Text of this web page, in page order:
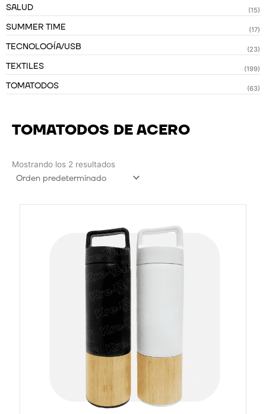
SALUD (15)
SUMMER TIME (17)
TECNOLOGÍA/USB (23)
TEXTILES (199)
TOMATODOS (63)
TOMATODOS DE ACERO
Mostrando los 2 resultados